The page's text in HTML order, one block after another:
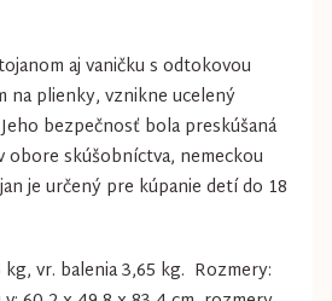
aj vaničku s odtokovou
na plienky, vznikne ucelený
bezpečnosť bola preskúšaná
obore skúšobníctva, nemeckou
je určený pre kúpanie detí do 18
vr. balenia 3,65 kg. Rozmery: